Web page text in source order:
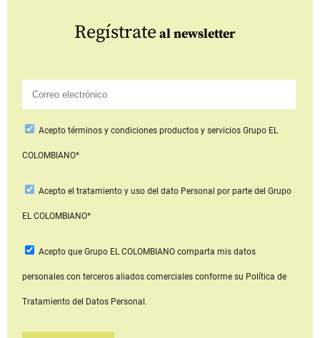
Regístrate al newsletter
Aceptotérminos y condiciones productos y serviciosGrupo EL
COLOMBIANO*
Acepto el tratamiento y uso del dato Personal por parte del Grupo
EL COLOMBIANO*
Acepto que Grupo EL COLOMBIANOcomparta mis datos
personales con terceros aliados comerciales conforme su Política de
Tratamiento del Datos Personal.